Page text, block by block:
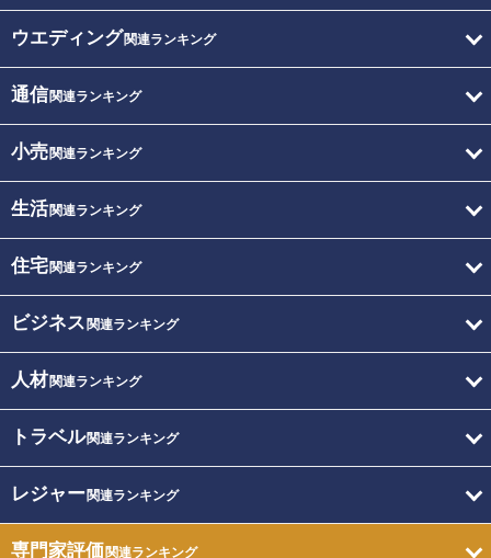
ウエディング関連ランキング
通信関連ランキング
小売関連ランキング
生活関連ランキング
住宅関連ランキング
ビジネス 関連ランキング
人材関連ランキング
トラベル関連ランキング
レジャー関連ランキング
専門家評価関連ランキング